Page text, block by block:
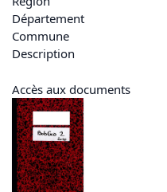
Département
Commune
Description
Accès aux documents